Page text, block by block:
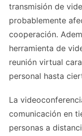
transmisión de
probablemente
cooperación.
herramienta de
reunión virtual
personal hasta
La
comunicación en
personas a